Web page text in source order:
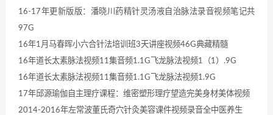
16-17年更新版版：潘晓川药精针灵汤液自治脉法录音视频笔记共
97G
16年1月马春晖小六合针法培训班3天讲座视频46G典藏精髓
16年道长太素脉法视频11集音频1.1G飞龙脉法视频1（1）.9G
16年道长太素脉法视频11集音频1.1G飞龙脉法视频1.9G
17年邱源瑜伽自主理疗课程：维密塑形理疗望造完美身材美体视频
2014-2016年左常波董氏奇穴针灸美容课件视频录音全中医养生